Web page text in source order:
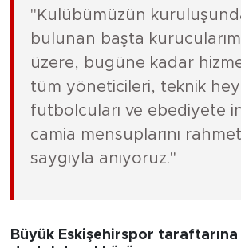
"Kulübümüzün
bulunan başta
üzere, bugüne kadar
tüm yöneticileri, teknik
futbolcuları ve ebediyete
camia mensuplarını
saygıyla anıyoruz."
Büyük Eskişehirspor taraftarına